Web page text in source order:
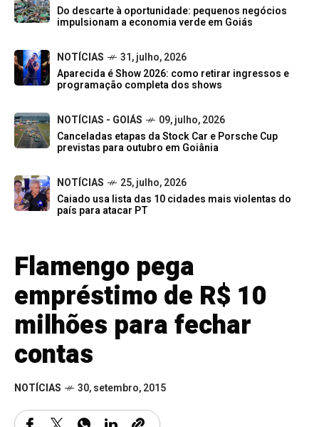
Do descarte à oportunidade: pequenos negócios
impulsionam a economia verde em Goiás
NOTÍCIAS
31, julho, 2026
Aparecida é Show 2026: como retirar ingressos e
programação completa dos shows
NOTÍCIAS - GOIÁS
09, julho, 2026
Canceladas etapas da Stock Car e Porsche Cup
previstas para outubro em Goiânia
NOTÍCIAS
25, julho, 2026
Caiado usa lista das 10 cidades mais violentas do
país para atacar PT
Flamengo pega
empréstimo de R$ 10
milhões para fechar
contas
NOTÍCIAS 30, setembro, 2015